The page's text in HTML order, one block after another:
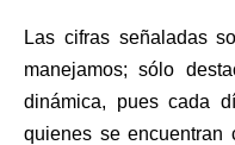
Las cifras señaladas
manejamos; sólo
dinámica, pues cada
quienes se encuentran